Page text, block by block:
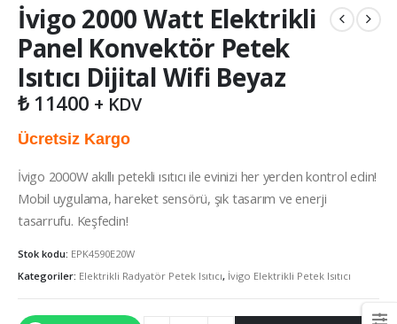
İvigo 2000 Watt Elektrikli
Panel Konvektör Petek
Isıtıcı Dijital Wifi Beyaz
₺11400 + KDV
Ücretsiz Kargo
İvigo 2000W akıllı petekli ısıtıcı ile evinizi her yerden kontrol edin!
Mobil uygulama, hareket sensörü, şık tasarım ve enerji
tasarrufu. Keşfedin!
Stok kodu: EPK4590E20W
Kategoriler: Elektrikli Radyatör Petek Isıtıcı, İvigo Elektrikli Petek Isıtıcı